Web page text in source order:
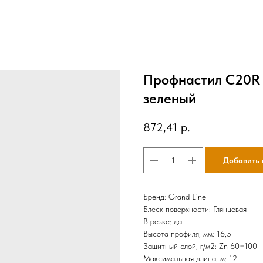
Профнастил С20R
зеленый
872,41 р.
Добавить
Бренд: Grand Line
Блеск поверхности: Глянцевая
В резке: да
Высота профиля, мм: 16,5
Защитный слой, г/м2: Zn 60−100
Максимальная длина, м: 12